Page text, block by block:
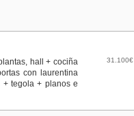
hall + cociña
con laurentina
+ tegola + planos e
31.100€